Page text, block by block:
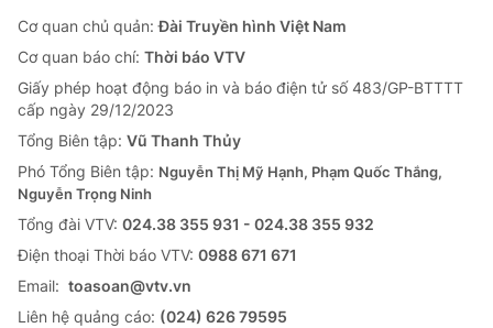
Cơ quan chủ quản:Đài Truyền hình Việt Nam
Cơ quan báo chí: Thời báo VTV
Giấy phép hoạt động báo in và báo điện tử số 483/GP-BTTTT
cấp ngày 29/12/2023
Tổng Biên tập: Vũ Thanh Thủy
Phó Tổng Biên tập: Nguyễn Thị Mỹ Hạnh, Phạm Quốc Thắng,
Nguyễn Trọng Ninh
Tổng đài VTV: 024.38 355 931 - 024.38 355 932
Ðiện thoại Thời báo VTV: 0988 671 671
Email: toasoan@vtv.vn
Liên hệ quảng cáo: (024) 626 79595